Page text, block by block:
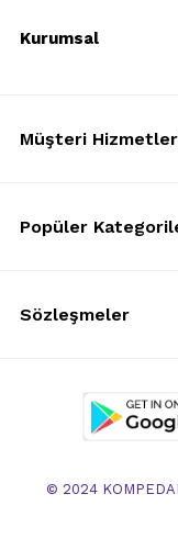
Kurumsal
Müşteri
Popüler
Sözleşmeler
© 2024